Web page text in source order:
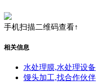
手机扫描二维码查看↑
相关信息
水处理膜,水处理设备
馒头加工,找合作伙伴